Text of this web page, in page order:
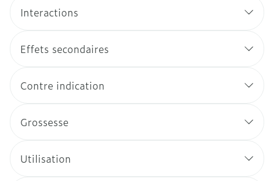
Interactions
Effets secondaires
Contre indication
Grossesse
Utilisation